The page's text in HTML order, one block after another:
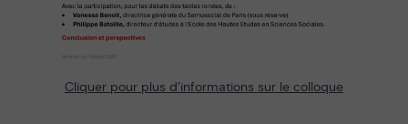
Cliquer pour plus d’informations sur le colloque